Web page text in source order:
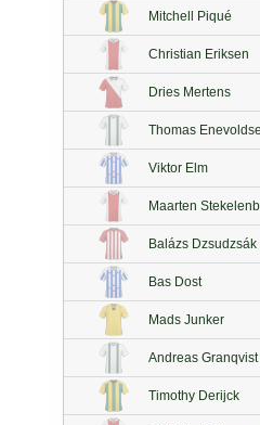
Mitchell Piqué
Christian Eriksen
Dries Mertens
Thomas
Viktor Elm
Maarten
Balázs Dzsudzsák
Bas Dost
Mads Junker
Andreas Granqvist
Timothy Derijck